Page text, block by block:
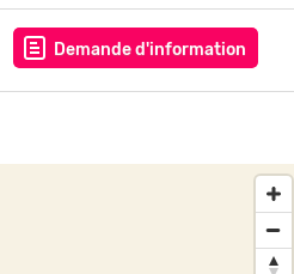
Demande d'information